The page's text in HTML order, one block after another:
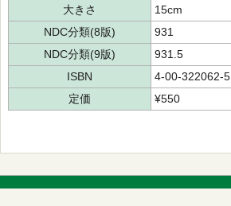
大きさ
15cm
NDC分類(8版)
931
NDC分類(9版)
931.5
ISBN
4-00-322062-5
定価
¥550